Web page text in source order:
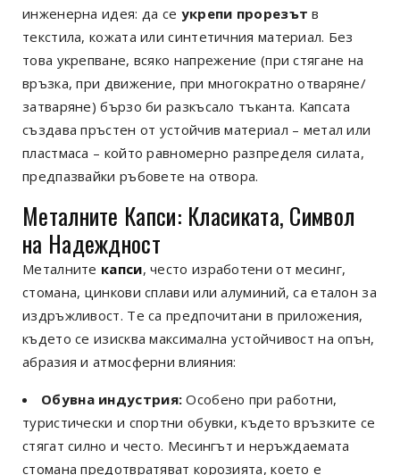
инженерна идея: да се укрепи прорезът в
текстила, кожата или синтетичния материал. Без
това укрепване, всяко напрежение (при стягане на
връзка, при движение, при многократно отваряне/
затваряне) бързо би разкъсало тъканта. Капсата
създава пръстен от устойчив материал – метал или
пластмаса – който равномерно разпределя силата,
предпазвайки ръбовете на отвора.
Металните Капси: Класиката, Символ
на Надеждност
Металните капси, често изработени от месинг,
стомана, цинкови сплави или алуминий, са еталон за
издръжливост. Те са предпочитани в приложения,
където се изисква максимална устойчивост на опън,
абразия и атмосферни влияния:
Обувна индустрия: Особено при работни,
туристически и спортни обувки, където връзките се
стягат силно и често. Месингът и неръждаемата
стомана предотвратяват корозията, което е